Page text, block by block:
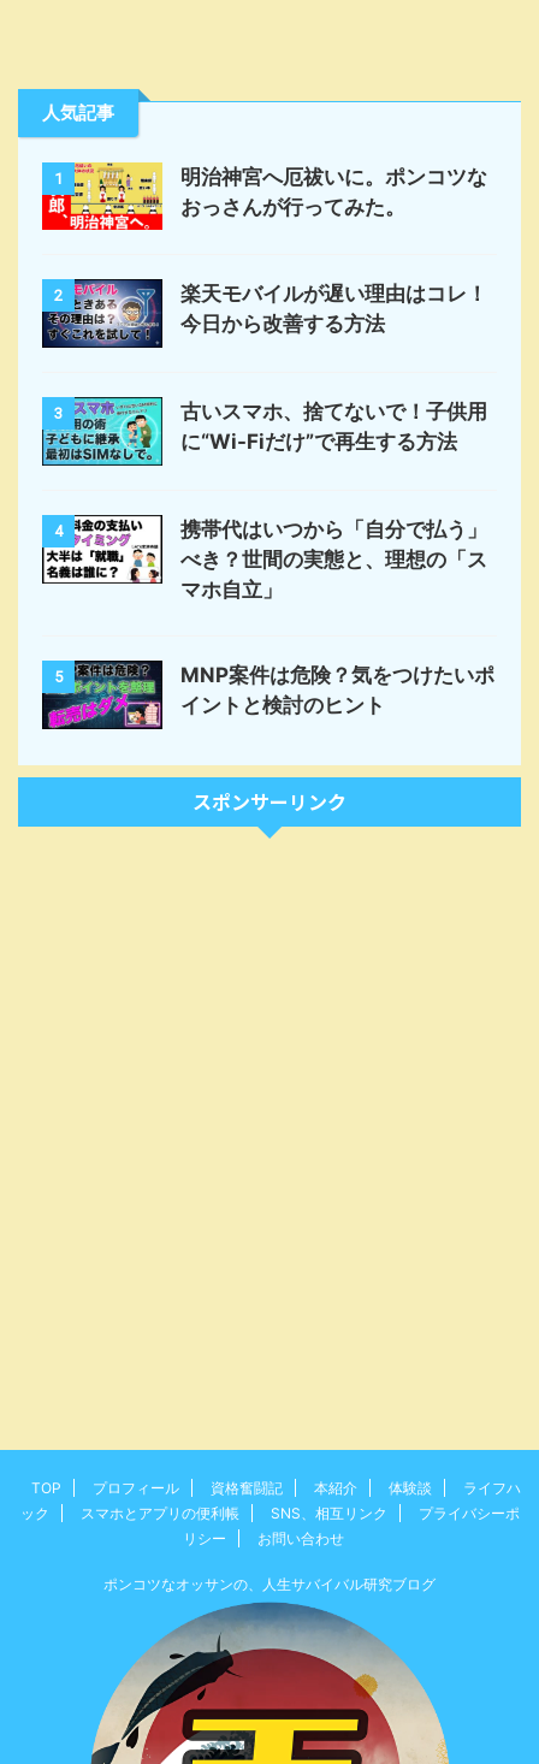
人気記事
1
明治神宮へ厄祓いに。ポンコツな
おっさんが行ってみた。
2
楽天モバイルが遅い理由はコレ！
今日から改善する方法
3
古いスマホ、捨てないで！子供用
に“Wi-Fiだけ”で再生する方法
4
携帯代はいつから「自分で払う」
べき？世間の実態と、理想の「ス
マホ自立」
5
MNP案件は危険？気をつけたいポ
イントと検討のヒント
スポンサーリンク
TOP プロフィール 資格奮闘記 本紹介 体験談
ライフハ
ック
スマホとアプリの便利帳 SNS、相互リンク
プライバシーポ
リシー
お問い合わせ
ポンコツなオッサンの、人生サバイバル研究ブログ